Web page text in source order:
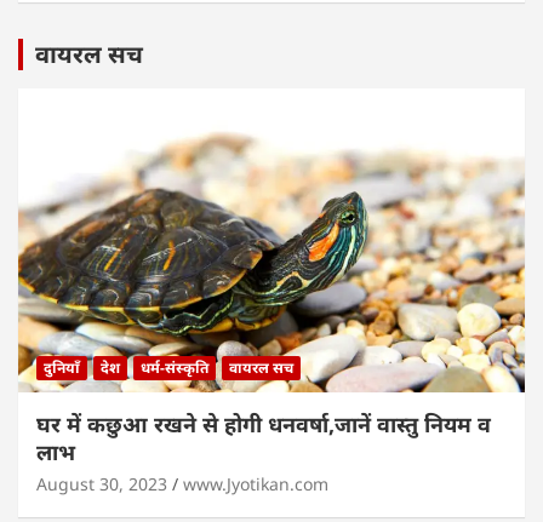
वायरल सच
दुनियाँ देश धर्म-संस्कृति वायरल सच
घर में कछुआ रखने से होगी धनवर्षा,जानें वास्तु नियम व
लाभ
August 30, 2023 www.Jyotikan.com